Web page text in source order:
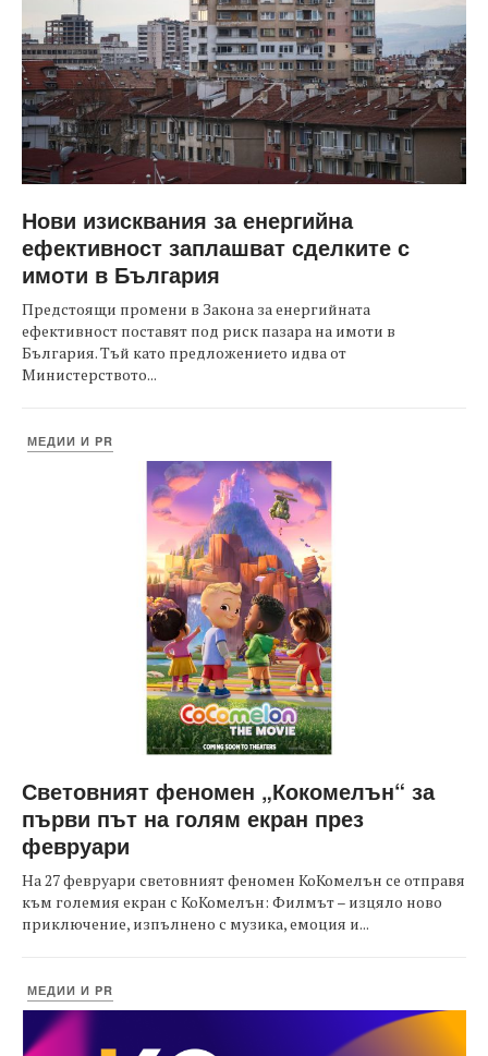
Нови изисквания за енергийна
ефективност заплашват сделките с
имоти в България
Предстоящи промени в Закона за енергийната
ефективност поставят под риск пазара на имоти в
България. Тъй като предложението идва от
Министерството...
МЕДИИ И PR
Световният феномен „Кокомелън“ за
първи път на голям екран през
февруари
На 27 февруари световният феномен КоКомелън се отправя
към големия екран с КоКомелън: Филмът – изцяло ново
приключение, изпълнено с музика, емоция и...
МЕДИИ И PR